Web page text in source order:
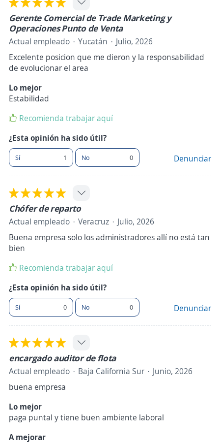
Gerente Comercial de Trade Marketing y
Operaciones Punto de Venta
Actual empleado Yucatán
Julio, 2026
Excelente posicion que me dieron y la responsabilidad
de evolucionar el area
Lo mejor
Estabilidad
Recomienda trabajar aquí
¿Esta opinión ha sido útil?
Sí 1 No 0 Denunciar
Chófer de reparto
Actual empleado Veracruz
Julio, 2026
Buena empresa solo los administradores allí no está tan
bien
Recomienda trabajar aquí
¿Esta opinión ha sido útil?
Sí 0 No 0 Denunciar
encargado auditor de flota
Actual empleado Baja California Sur
Junio, 2026
buena empresa
Lo mejor
paga puntal y tiene buen ambiente laboral
A mejorar